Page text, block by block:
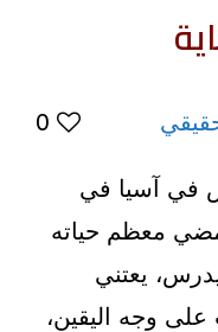
0
في آسيا في
انه أمضي معظم حياته
يعتني
على وجه اليقين،